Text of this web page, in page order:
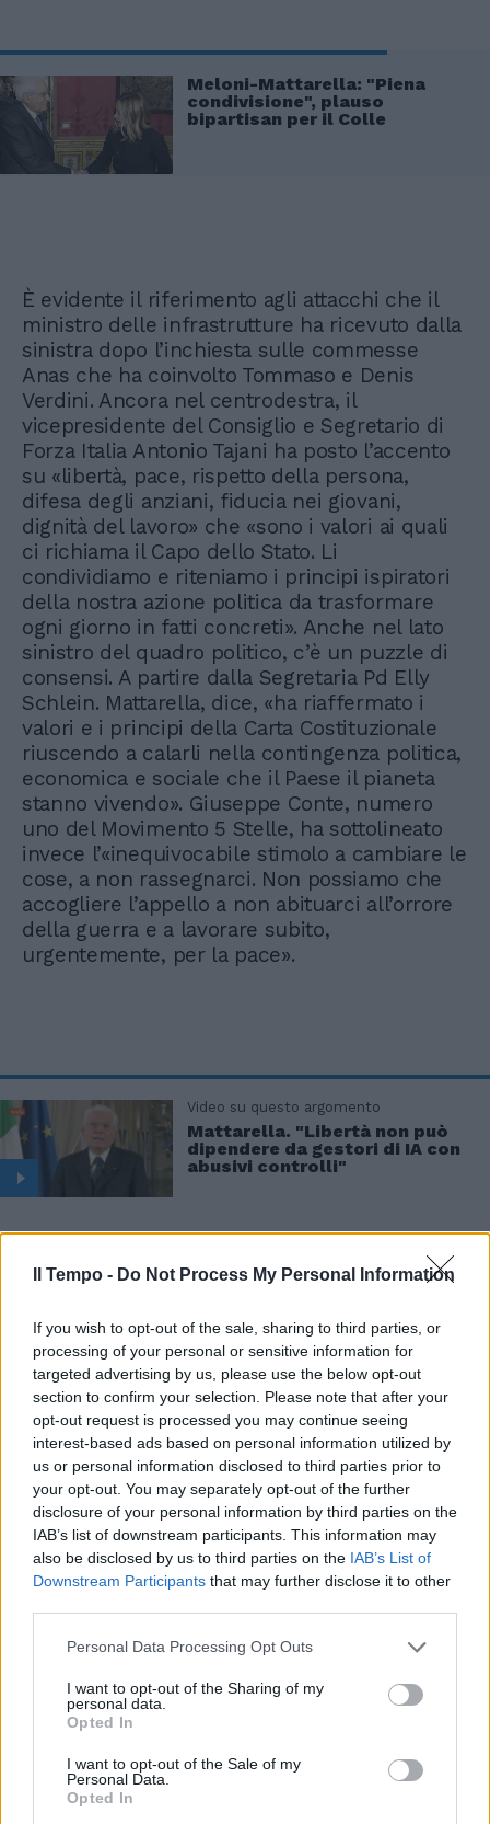
Il Tempo - Do Not Process My Personal Information
If you wish to opt-out of the sale, sharing to third parties, or
processing of your personal or sensitive information for
targeted advertising by us, please use the below opt-out
section to confirm your selection. Please note that after your
opt-out request is processed you may continue seeing
interest-based ads based on personal information utilized by
us or personal information disclosed to third parties prior to
your opt-out. You may separately opt-out of the further
disclosure of your personal information by third parties on the
IAB’s list of downstream participants. This information may
also be disclosed by us to third parties on the IAB’s List of
Downstream Participants that may further disclose it to other
Personal Data Processing Opt Outs
I want to opt-out of the Sharing of my
personal data.
Opted In
I want to opt-out of the Sale of my
Personal Data.
Opted In
Meloni-Mattarella: "Piena
condivisione", plauso
bipartisan per il Colle
È evidente il riferimento agli attacchi che il
ministro delle infrastrutture ha ricevuto dalla
sinistra dopo l’inchiesta sulle commesse
Anas che ha coinvolto Tommaso e Denis
Verdini. Ancora nel centrodestra, il
vicepresidente del Consiglio e Segretario di
Forza Italia Antonio Tajani ha posto l’accento
su «libertà, pace, rispetto della persona,
difesa degli anziani, fiducia nei giovani,
dignità del lavoro» che «sono i valori ai quali
ci richiama il Capo dello Stato. Li
condividiamo e riteniamo i principi ispiratori
della nostra azione politica da trasformare
ogni giorno in fatti concreti». Anche nel lato
sinistro del quadro politico, c’è un puzzle di
consensi. A partire dalla Segretaria Pd Elly
Schlein. Mattarella, dice, «ha riaffermato i
valori e i principi della Carta Costituzionale
riuscendo a calarli nella contingenza politica,
economica e sociale che il Paese il pianeta
stanno vivendo». Giuseppe Conte, numero
uno del Movimento 5 Stelle, ha sottolineato
invece l’«inequivocabile stimolo a cambiare le
cose, a non rassegnarci. Non possiamo che
accogliere l’appello a non abituarci all’orrore
della guerra e a lavorare subito,
urgentemente, per la pace».
Video su questo argomento
Mattarella. "Libertà non può
dipendere da gestori di IA con
abusivi controlli"
di affrontare la crisi ambientale riferendosi ai
giovani che in nome della solidiarietà
spalavano fango durante le elusioni o di chi si
batte contro la violenza della camorra o della
mafia». Plauso anche dalla Seconda e Terza
Carica dello Stato. Ignazio La Russa si è detto
«emozionato» nel «sentire la parole "patria" e
"orgoglio negli italiani" accostate a libertà,
uguaglianza, giustizia, pace». Lorenzo Fontana
ha ringraziato Mattarella «per le parole di
fiducia e di incoraggiamento al popolo
italiano». Che il fiume di miele scorso poco
prima di far saltare i tappi di spumante sia il
segno di un cambiamento? Difficile, alla
vigilia di un anno elettorale. Ma, almeno per
una volta, la politica ha fatto a meno dei
«botti».